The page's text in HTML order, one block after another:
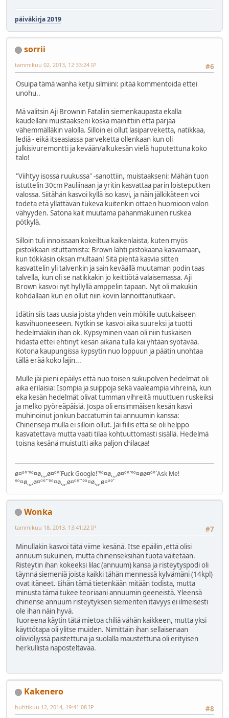
päiväkirja 2019
sorrii
#6
tammikuu 02, 2013, 12:33:24 IP
Osuipa tämä wanha ketju silmiini: pitää kommentoida ettei
unohu..
Mä valitsin Aji Brownin Fataliin siemenkaupasta ekalla
kaudellani muistaakseni koska mainittiin että pärjää
vähemmälläkin valolla. Silloin ei ollut lasiparveketta, natikkaa,
lediä - eikä itseasiassa parveketta ollenkaan kun oli
julkisivuremontti ja kevään/alkukesän vielä huputettuna koko
talo!
"Viihtyy isossa ruukussa" -sanottiin, muistaakseni: Mähän tuon
istuttelin 30cm Pauliinaan ja yritin kasvattaa parin loisteputken
valossa. Siitähän kasvoi kyllä iso kasvi, ja näin jälkikäteen voi
todeta etä yllättävän tukeva kuitenkin ottaen huomioon valon
vähyyden. Satona kait muutama pahanmakuinen ruskea
pötkylä.
Silloin tuli innoissaan kokeiltua kaikenlaista, kuten myös
pistokkaan istuttamista: Brown lähti pistokaana kasvamaan,
kun tökkäsin oksan multaan! Sitä pientä kasvia sitten
kasvattelin yli talvenkin ja sain keväällä muutaman podin taas
talvella, kun oli se natikkakin jo keittiötä valaisemassa. Aji
Brown kasvoi nyt hyllyllä amppelin tapaan. Nyt oli makukin
kohdallaan kun en ollut niin kovin lannoittanutkaan.
Idätin siis taas uusia joista yhden vein mökille uutukaiseen
kasvihuoneeseen. Nytkin se kasvoi aika suureksi ja tuotti
hedelmääkin ihan ok. Kypsyminen vaan oli niin tuskaisen
hidasta ettei ehtinyt kesän aikana tulla kai yhtään syötävää.
Kotona kaupungissa kypsytin nuo loppuun ja päätin unohtaa
tällä erää koko lajin...
Mulle jäi pieni epäilys että nuo toisen sukupolven hedelmät oli
aika erilaisia: Isompia ja suippoja sekä vaaleampia vihreinä, kun
eka kesän hedelmät olivat tumman vihreitä muuttuen ruskeiksi
ja melko pyöreäpäisiä. Jospa oli ensimmäisen kesän kasvi
muhinoinut jonkun baccatumin tai annuumin kanssa:
Chinensejä mulla ei silloin ollut. Jäi fiilis että se oli helppo
kasvatettava mutta vaati tilaa kohtuuttomasti sisällä. Hedelmä
toisna kesänä muistutti aika paljon chilacaa!
ø¤º°`°º¤ø,¸¸,ø¤º°`Fuck Google!`°º¤ø,¸¸,ø¤º°`°º¤øø¤º°`Ask Me!
°º¤ø,¸¸,ø¤º°``°º¤ø,¸¸,ø¤º°``°º¤ø,¸¸,ø¤º°`
Wonka
#7
tammikuu 18, 2013, 13:41:22 IP
Minullakin kasvoi tätä viime kesänä. Itse epäilin ,että olisi
annuum sukuinen, mutta chinenseksihän tuota väitetään.
Risteytin ihan kokeeksi lilac (annuum) kansa ja risteytyspodi oli
täynnä siemeniä joista kaikki tähän mennessä kylvämäni (14kpl)
ovat itäneet. Eihän tämä tietenkään mitään todista, mutta
minusta tämä tukee teoriaani annuumin geeneistä. Yleensä
chinense annuum risteytyksen siementen itävyys ei ilmeisesti
ole ihan näin hyvä.
Tuoreena käytin tätä mietoa chiliä vähän kaikkeen, mutta yksi
käyttötapa oli ylitse muiden. Nimittäin ihan sellaisenaan
oliiviöljyssä paistettuna ja suolalla maustettuna oli erityisen
herkullista naposteltavaa.
Kakenero
#8
huhtikuu 12, 2014, 19:41:08 IP